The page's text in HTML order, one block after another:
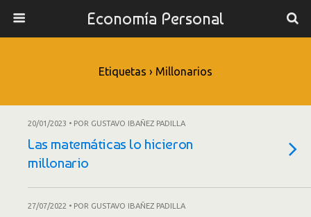
Economía Personal
Etiquetas › Millonarios
20/01/2023 • POR GUSTAVO IBAÑEZ PADILLA
Las matemáticas lo hicieron
millonario
27/07/2022 • POR GUSTAVO IBAÑEZ PADILLA